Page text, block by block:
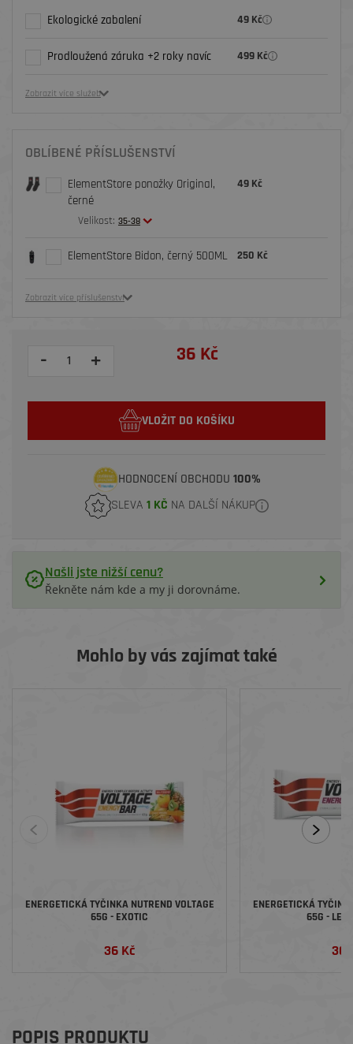
Ekologické zabalení 49 Kč
Prodloužená záruka +2 roky navíc 499 Kč
Zobrazit více služeb
OBLÍBENÉ PŘÍSLUŠENSTVÍ
ElementStore ponožky Original,
černé
Velikost: 35-38
49 Kč
ElementStore Bidon, černý 500ML 250 Kč
Zobrazit více příslušenství
- + 36 Kč
VLOŽIT DO KOŠÍKU
HODNOCENÍ OBCHODU 100%
SLEVA 1 KČ NA DALŠÍ NÁKUP
Našli jste nižší cenu?
Řekněte nám kde a my ji dorovnáme.
Mohlo by vás zajímat také
ENERGETICKÁ TYČINKA NUTREND VOLTAGE
65G - EXOTIC
36 Kč
ENERGETICKÁ
65G -
36
POPIS PRODUKTU